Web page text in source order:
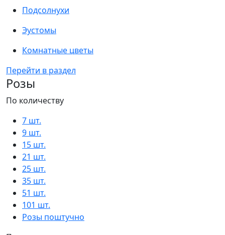
Подсолнухи
Эустомы
Комнатные цветы
Перейти в раздел
Розы
По количеству
7 шт.
9 шт.
15 шт.
21 шт.
25 шт.
35 шт.
51 шт.
101 шт.
Розы поштучно